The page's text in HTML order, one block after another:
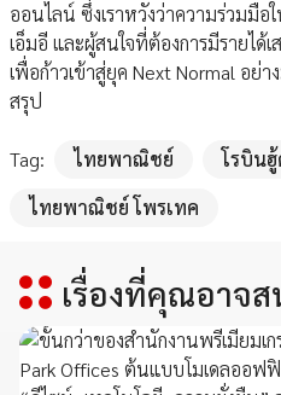
ออนไลน์ ซึ่งเราหวังว่าความร่วมมือ
เอ็มอี และผู้สนใจที่ต้องการมีรายได้
เพื่อก้าวเข้าสู่ยุค Next Normal อย่
สรุป
Tag: ไทยพาณิชย์
โรบิน
ไทยพาณิชย์ โพรเทค
เรื่องที่คุณอาจส